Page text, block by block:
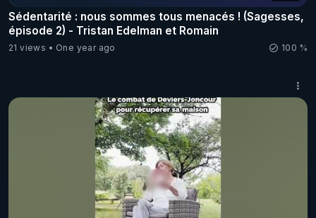
Sédentarité : nous sommes tous menacés ! (Sagesses,
épisode 2) - Tristan Edelman et Romain
21 views One year ago 100 %